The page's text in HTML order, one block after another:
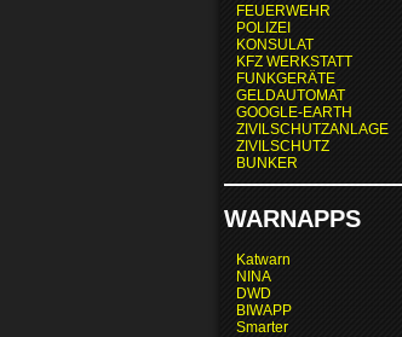
FEUERWEHR
POLIZEI
KONSULAT
KFZ WERKSTATT
FUNKGERÄTE
GELDAUTOMAT
GOOGLE-EARTH
ZIVILSCHUTZANLAGE
ZIVILSCHUTZ
BUNKER
WARNAPPS
Katwarn
NINA
DWD
BIWAPP
Smarter